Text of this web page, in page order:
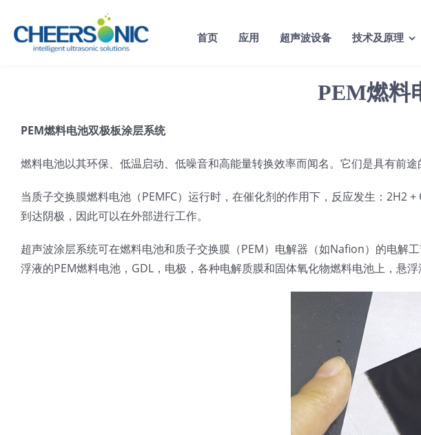
content
首页 应用 超声波设备 技术及原理
PEM燃料
PEM燃料电池双极板涂层系统
燃料电池以其环保、低温启动、低噪音和高能量转换效率而闻名。它们是具有前途
当质子交换膜燃料电池（PEMFC）运行时，在催化剂的作用下，反应发生：
到达阴极，因此可以在外部进行工作。
超声波涂层系统可在燃料电池和质子交换膜（PEM）电解器（如Nafion）的电解
浮液的PEM燃料电池，GDL，电极，各种电解质膜和固体氧化物燃料电池上，悬